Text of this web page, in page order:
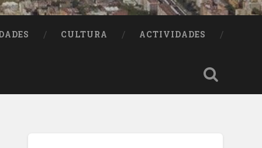
CULTURA ACTIVIDADES